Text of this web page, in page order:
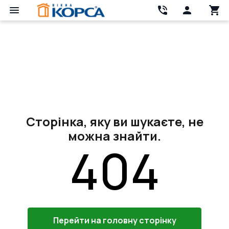
Сторінка, яку ви шукаєте, не
можна знайти.
404
Перейти на головну сторінку